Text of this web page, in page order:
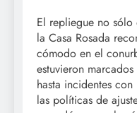
El repliegue no
la Casa Rosada
cómodo en el
estuvieron
hasta incidentes
las políticas de